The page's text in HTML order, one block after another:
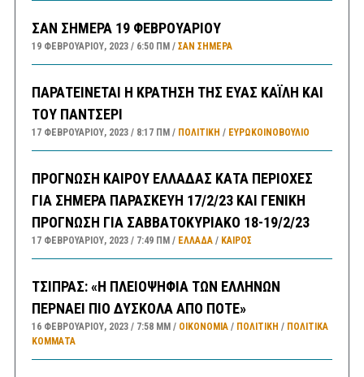
ΣΑΝ ΣΗΜΕΡΑ 19 ΦΕΒΡΟΥΑΡΙΟΥ
19 ΦΕΒΡΟΥΑΡΊΟΥ, 2023 6:50 ΠΜ ΣΑΝ ΣΉΜΕΡΑ
ΠΑΡΑΤΕΙΝΕΤΑΙ Η ΚΡΑΤΗΣΗ ΤΗΣ ΕΥΑΣ ΚΑΪΛΗ ΚΑΙ
ΤΟΥ ΠΑΝΤΣΕΡΙ
17 ΦΕΒΡΟΥΑΡΊΟΥ, 2023 8:17 ΠΜ ΠΟΛΙΤΙΚΗ / ΕΥΡΩΚΟΙΝΟΒΟΥΛΙΟ
ΠΡΟΓΝΩΣΗ ΚΑΙΡΟΥ ΕΛΛΑΔΑΣ ΚΑΤΑ ΠΕΡΙΟΧΕΣ
ΓΙΑ ΣΗΜΕΡΑ ΠΑΡΑΣΚΕΥΗ 17/2/23 ΚΑΙ ΓΕΝΙΚΗ
ΠΡΟΓΝΩΣΗ ΓΙΑ ΣΑΒΒΑΤΟΚΥΡΙΑΚΟ 18-19/2/23
17 ΦΕΒΡΟΥΑΡΊΟΥ, 2023 7:49 ΠΜ ΕΛΛΑΔA/ ΚΑΙΡΌΣ
ΤΣΙΠΡΑΣ: «Η ΠΛΕΙΟΨΗΦΙΑ ΤΩΝ ΕΛΛΗΝΩΝ
ΠΕΡΝΑΕΙ ΠΙΟ ΔΥΣΚΟΛΑ ΑΠΟ ΠΟΤΕ»
16 ΦΕΒΡΟΥΑΡΊΟΥ, 2023 7:58 ΜΜ ΟΙΚΟΝΟΜΙΑ/ ΠΟΛΙΤΙΚΗ / ΠΟΛΙΤΙΚΆ
ΚΌΜΜΑΤΑ